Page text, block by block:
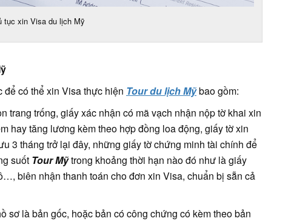
tục xin Visa du lịch Mỹ
có thể xin Visa thực hiện Tour du lịch Mỹbao gồm:
trang trống, giấy xác nhận có mã vạch nhận nộp tờ khai xin
hay tăng lương kèm theo hợp đồng loa động, giấy tờ xin
3 tháng trở lại đây, những giấy tờ chứng minh tài chính để
suốt Tour Mỹtrong khoảng thời hạn nào đó như là giấy
biên nhận thanh toán cho đơn xin Visa, chuẩn bị sẵn cả
sơ là bản gốc, hoặc bản có công chứng có kèm theo bản